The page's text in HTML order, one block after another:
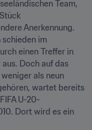
Team,
Anerkennung.
schieden im
einen Treffer in
Doch auf das
als neun
wartet bereits
U-20-
Dort wird es ein